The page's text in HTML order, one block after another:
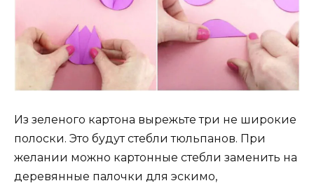
Из зеленого картона вырежьте три не широкие
полоски. Это будут стебли тюльпанов. При
желании можно картонные стебли заменить на
деревянные палочки для эскимо,